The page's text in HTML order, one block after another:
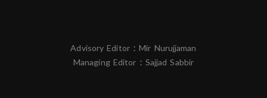
Advisory Editor : Mir Nurujjaman
Managing Editor : Sajjad Sabbir